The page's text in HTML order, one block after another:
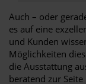
Auch – oder
es auf eine
und Kunden
Möglichkeiten
die Ausstattung
beratend zur